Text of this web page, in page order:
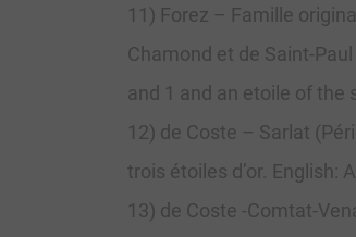
11) Forez – Famille
Chamond et de Saint-
and 1 and an etoile of the
12) de Coste – Sarlat
trois étoiles d’or. English:
13) de Coste -Comtat-